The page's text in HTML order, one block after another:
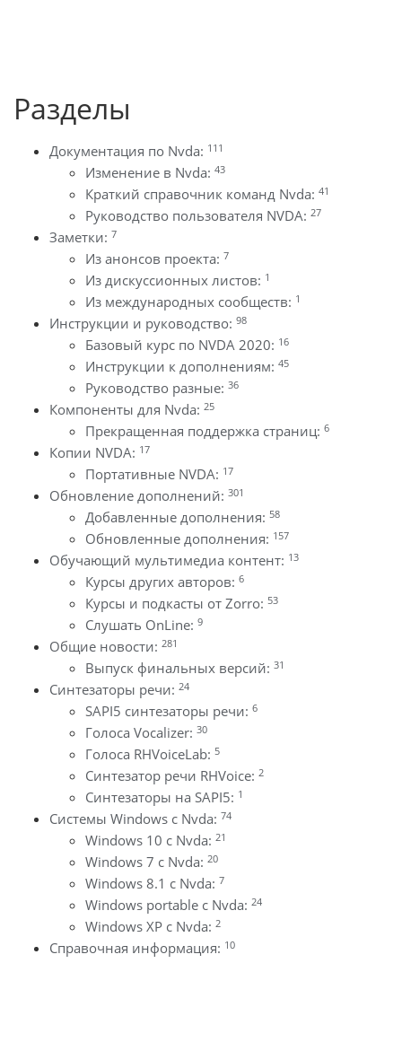
Разделы
Документация по Nvda: 111
Изменение в Nvda: 43
Краткий справочник команд Nvda: 41
Руководство пользователя NVDA: 27
Заметки: 7
Из анонсов проекта: 7
Из дискуссионных листов: 1
Из международных сообществ: 1
Инструкции и руководство: 98
Базовый курс по NVDA 2020: 16
Инструкции к дополнениям: 45
Руководство разные: 36
Компоненты для Nvda: 25
Прекращенная поддержка страниц: 6
Копии NVDA: 17
Портативные NVDA: 17
Обновление дополнений: 301
Добавленные дополнения: 58
Обновленные дополнения: 157
Обучающий мультимедиа контент: 13
Курсы других авторов: 6
Курсы и подкасты от Zorro: 53
Слушать OnLine: 9
Общие новости: 281
Выпуск финальных версий: 31
Синтезаторы речи: 24
SAPI5 синтезаторы речи: 6
Голоса Vocalizer: 30
Голоса RHVoiceLab: 5
Синтезатор речи RHVoice: 2
Синтезаторы на SAPI5: 1
Системы Windows с Nvda: 74
Windows 10 с Nvda: 21
Windows 7 с Nvda: 20
Windows 8.1 с Nvda: 7
Windows portable с Nvda: 24
Windows XP с Nvda: 2
Справочная информация: 10